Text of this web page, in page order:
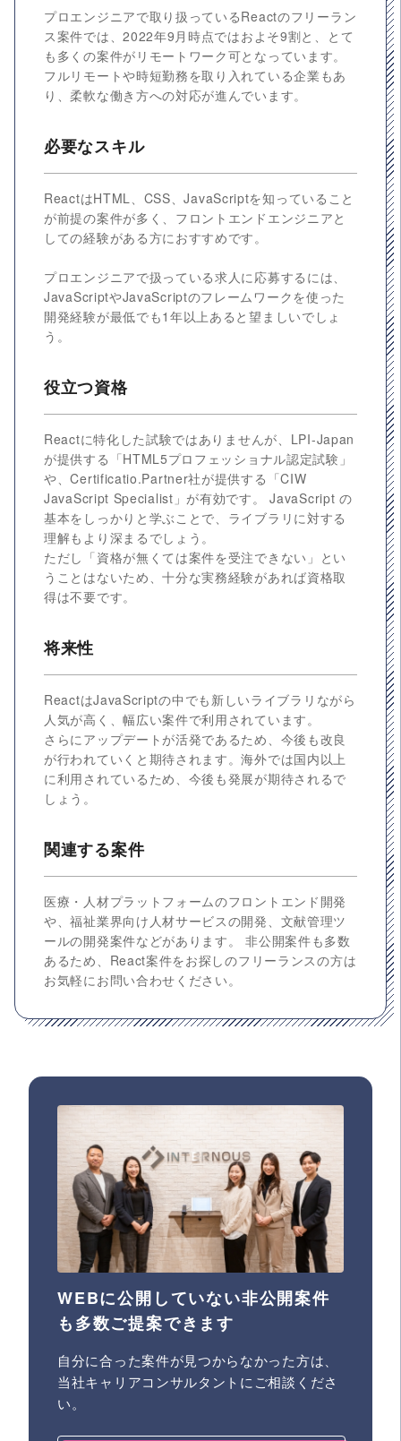
プロエンジニアで取り扱っているReactのフリーラン
ス案件では、2022年9月時点ではおよそ9割と、とて
も多くの案件がリモートワーク可となっています。
フルリモートや時短勤務を取り入れている企業もあ
り、柔軟な働き方への対応が進んでいます。
必要なスキル
ReactはHTML、CSS、JavaScriptを知っていること
が前提の案件が多く、フロントエンドエンジニアと
しての経験がある方におすすめです。
プロエンジニアで扱っている求人に応募するには、
JavaScriptやJavaScriptのフレームワークを使った
開発経験が最低でも1年以上あると望ましいでしょ
う。
役立つ資格
Reactに特化した試験ではありませんが、LPI-Japan
が提供する「HTML5プロフェッショナル認定試験」
や、Certificatio.Partner社が提供する「CIW
JavaScript Specialist」が有効です。 JavaScript の
基本をしっかりと学ぶことで、ライブラリに対する
理解もより深まるでしょう。
ただし「資格が無くては案件を受注できない」とい
うことはないため、十分な実務経験があれば資格取
得は不要です。
将来性
ReactはJavaScriptの中でも新しいライブラリながら
人気が高く、幅広い案件で利用されています。
さらにアップデートが活発であるため、今後も改良
が行われていくと期待されます。海外では国内以上
に利用されているため、今後も発展が期待されるで
しょう。
関連する案件
医療・人材プラットフォームのフロントエンド開発
や、福祉業界向け人材サービスの開発、文献管理ツ
ールの開発案件などがあります。 非公開案件も多数
あるため、React案件をお探しのフリーランスの方は
お気軽にお問い合わせください。
WEBに公開していない非公開案件
も多数ご提案できます
自分に合った案件が見つからなかった方は、
当社キャリアコンサルタントにご相談くださ
い。